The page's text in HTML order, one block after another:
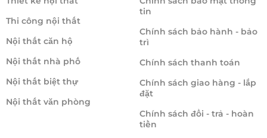
Thi công nội thất
Nội thất căn hộ
Nội thất nhà phố
Nội thất biệt thự
Nội thất văn phòng
tin
Chính sách bảo hành - bảo
trì
Chính sách thanh toán
Chính sách giao hàng - lắp
đặt
Chính sách đổi - trả - hoàn
tiền